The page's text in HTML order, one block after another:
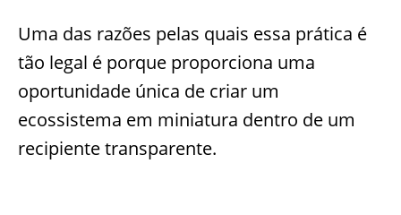
Uma das razões pelas quais essa prática é
tão legal é porque proporciona uma
oportunidade única de criar um
ecossistema em miniatura dentro de um
recipiente transparente.